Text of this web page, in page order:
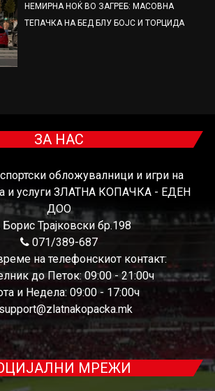
НЕМИРНА НОЌ ВО ЗАГРЕБ: МАСОВНА
ТЕПАЧКА НА БЕД БЛУ БОЈС И ТОРЦИДА
ЗА НАС
обложувалници и игри на
и услуги ЗЛАТНА КОПАЧКА - ЕДЕН
ДОО
Борис Трајковски бр.198
071/389-687
на телефонскиот контакт:
до Петок: 09:00 - 21:00ч
и Недела: 09:00 - 17:00ч
support@zlatnakopacka.mk
МРЕЖИ